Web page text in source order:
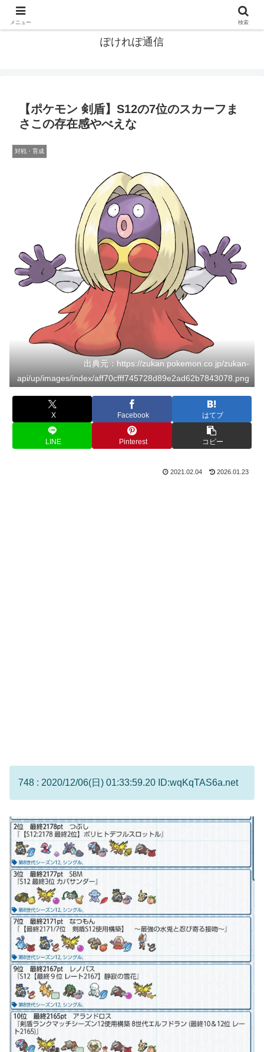
ぽけれぽ通信
【ポケモン 剣盾】S12の7位のスカーフま
さこの存在感やべえな
対戦・育成
出典元：https://zukan.pokemon.co.jp/zukan-
api/up/images/index/aff70cfff745728d89e2ad62b7843078.png
X Facebook はてブ
LINE Pinterest コピー
2021.02.04 2026.01.23
748 : 2020/12/06(日) 01:33:59.20 ID:wqKqTAS6a.net
メニュー 検索